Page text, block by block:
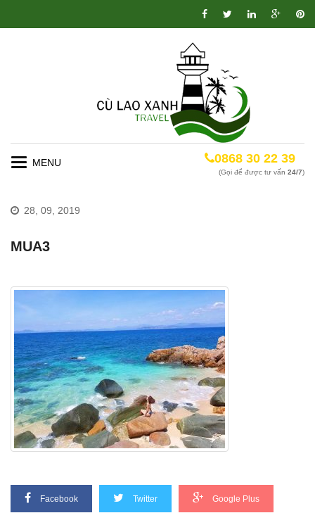
Toggle
0868 30 22 39
(Gọi để được tư vấn 24/7)
28, 09, 2019
MUA3
Facebook Twitter Google Plus